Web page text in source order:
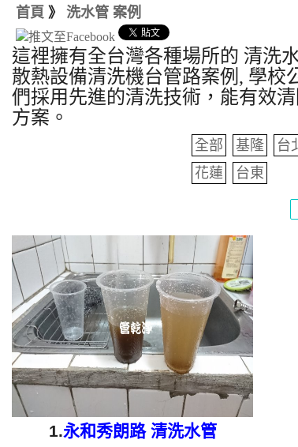
首頁 》 洗水管 案例
這裡擁有全台灣各種場所的 清洗
散熱設備清洗機台管路案例, 學校
們採用先進的清洗技術，能有效
方案。
全部 基隆 台
花蓮
台東
1.永和秀朗路 清洗水管